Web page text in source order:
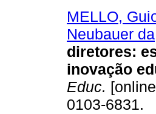
MELLO,
Neubauer da
diretores:
inovação
Educ.
0103-6831.